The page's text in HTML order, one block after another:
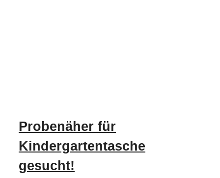
Probenäher für
Kindergartentasche
gesucht!